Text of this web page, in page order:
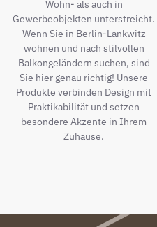
Wohn- als auch in
Gewerbeobjekten unterstreicht.
Wenn Sie in Berlin-Lankwitz
wohnen und nach stilvollen
Balkongeländern suchen, sind
Sie hier genau richtig! Unsere
Produkte verbinden Design mit
Praktikabilität und setzen
besondere Akzente in Ihrem
Zuhause.